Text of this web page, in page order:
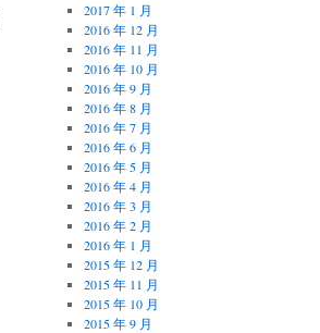
2017 年 1 月
2016 年 12 月
2016 年 11 月
2016 年 10 月
2016 年 9 月
2016 年 8 月
2016 年 7 月
2016 年 6 月
2016 年 5 月
2016 年 4 月
2016 年 3 月
2016 年 2 月
2016 年 1 月
2015 年 12 月
2015 年 11 月
2015 年 10 月
2015 年 9 月